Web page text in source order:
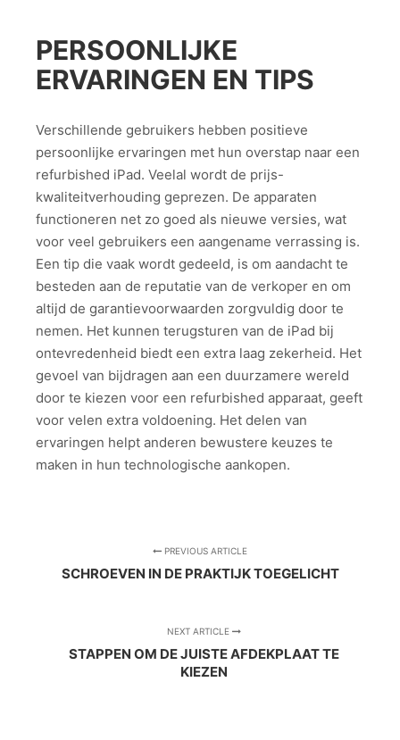
PERSOONLIJKE
ERVARINGEN EN TIPS
Verschillende gebruikers hebben positieve
persoonlijke ervaringen met hun overstap naar een
refurbished iPad. Veelal wordt de prijs-
kwaliteitverhouding geprezen. De apparaten
functioneren net zo goed als nieuwe versies, wat
voor veel gebruikers een aangename verrassing is.
Een tip die vaak wordt gedeeld, is om aandacht te
besteden aan de reputatie van de verkoper en om
altijd de garantievoorwaarden zorgvuldig door te
nemen. Het kunnen terugsturen van de iPad bij
ontevredenheid biedt een extra laag zekerheid. Het
gevoel van bijdragen aan een duurzamere wereld
door te kiezen voor een refurbished apparaat, geeft
voor velen extra voldoening. Het delen van
ervaringen helpt anderen bewustere keuzes te
maken in hun technologische aankopen.
PREVIOUS ARTICLE
SCHROEVEN IN DE PRAKTIJK TOEGELICHT
NEXT ARTICLE
STAPPEN OM DE JUISTE AFDEKPLAAT TE
KIEZEN